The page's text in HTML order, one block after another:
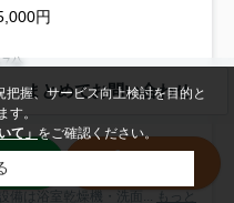
円
分
ー CATV
宅配ボックス
イチオシ。こだわりポイント満
備は浴室乾燥機・洗面...
もっと
まとめてお問い合わせ
握、サービス向上検討を目的と
す。
て」をご確認ください。